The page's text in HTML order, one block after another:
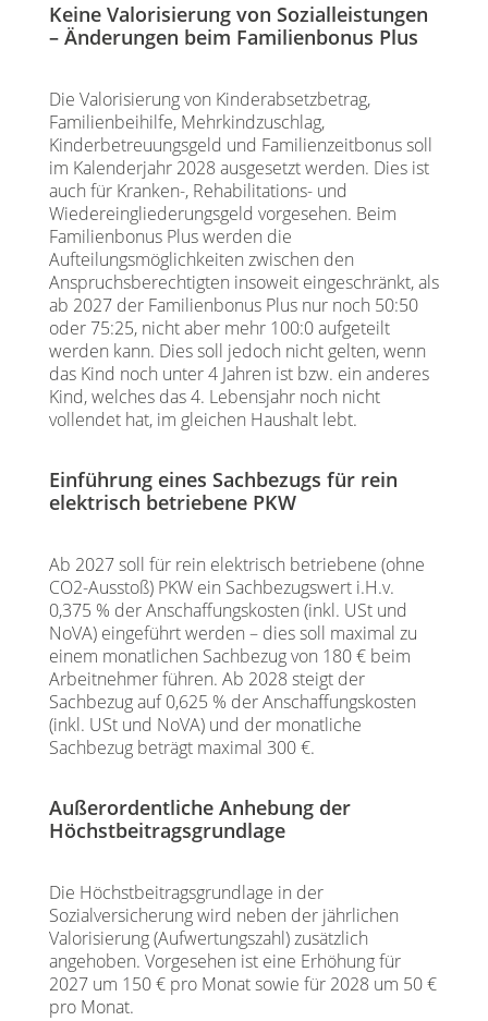
Keine Valorisierung von Sozialleistungen
– Änderungen beim Familienbonus Plus
Die Valorisierung von Kinderabsetzbetrag,
Familienbeihilfe, Mehrkindzuschlag,
Kinderbetreuungsgeld und Familienzeitbonus soll
im Kalenderjahr 2028 ausgesetzt werden. Dies ist
auch für Kranken-, Rehabilitations- und
Wiedereingliederungsgeld vorgesehen. Beim
Familienbonus Plus werden die
Aufteilungsmöglichkeiten zwischen den
Anspruchsberechtigten insoweit eingeschränkt, als
ab 2027 der Familienbonus Plus nur noch 50:50
oder 75:25, nicht aber mehr 100:0 aufgeteilt
werden kann. Dies soll jedoch nicht gelten, wenn
das Kind noch unter 4 Jahren ist bzw. ein anderes
Kind, welches das 4. Lebensjahr noch nicht
vollendet hat, im gleichen Haushalt lebt.
Einführung eines Sachbezugs für rein
elektrisch betriebene PKW
Ab 2027 soll für rein elektrisch betriebene (ohne
CO2-Ausstoß) PKW ein Sachbezugswert i.H.v.
0,375 % der Anschaffungskosten (inkl. USt und
NoVA) eingeführt werden – dies soll maximal zu
einem monatlichen Sachbezug von 180 € beim
Arbeitnehmer führen. Ab 2028 steigt der
Sachbezug auf 0,625 % der Anschaffungskosten
(inkl. USt und NoVA) und der monatliche
Sachbezug beträgt maximal 300 €.
Außerordentliche Anhebung der
Höchstbeitragsgrundlage
Die Höchstbeitragsgrundlage in der
Sozialversicherung wird neben der jährlichen
Valorisierung (Aufwertungszahl) zusätzlich
angehoben. Vorgesehen ist eine Erhöhung für
2027 um 150 € pro Monat sowie für 2028 um 50 €
pro Monat.